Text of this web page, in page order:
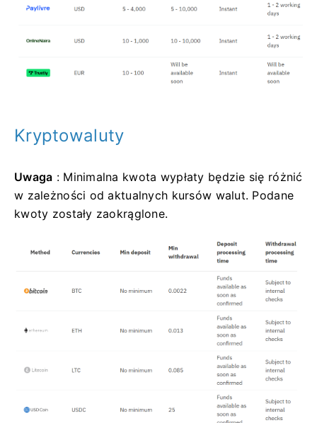
Kryptowaluty
Uwaga : Minimalna kwota wypłaty będzie się różnić
w zależności od aktualnych kursów walut. Podane
kwoty zostały zaokrąglone.